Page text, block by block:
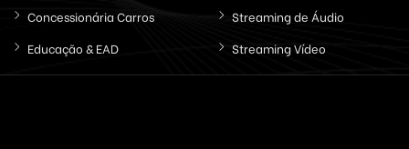
Concessionária Carros
Educação & EAD
Email & SMS Marketing
Streaming de Áudio
Streaming Vídeo
Outros / Diversos